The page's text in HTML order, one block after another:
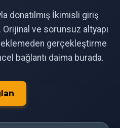
donatılmış İkimisli giriş
Orijinal ve sorunsuz altyapı
gerçekleştirme
bağlantı daima burada.